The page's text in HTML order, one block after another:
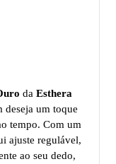
da Esthera
deseja um toque
tempo. Com um
ajuste regulável,
ao seu dedo,